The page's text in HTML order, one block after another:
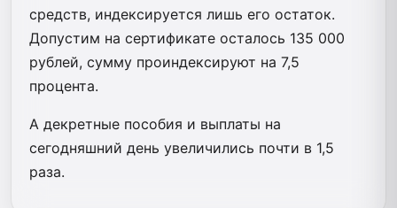
средств, индексируется лишь его остаток.
Допустим на сертификате осталось 135 000
рублей, сумму проиндексируют на 7,5
процента.
А декретные пособия и выплаты на
сегодняшний день увеличились почти в 1,5
раза.